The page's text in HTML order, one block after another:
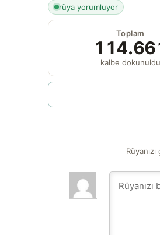
rüya yorumluyor
Toplam
kalbe dokunuldu